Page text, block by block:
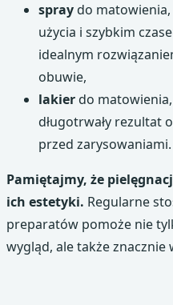
spraydo
użycia i szybkim
idealnym
obuwie,
lakierdo
długotrwały rezultat
przed zarysowaniami.
Pamiętajmy, że
ich estetyki. Regularne
preparatów pomoże nie
wygląd, ale także znacznie